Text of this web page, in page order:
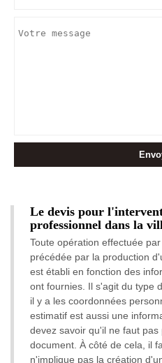
Le devis pour
professionnel dans la
Toute opération effectuée
précédée par la production
est établi en fonction des
ont fournies. Il s'agit du type
il y a les coordonnées
estimatif est aussi une
devez savoir qu'il ne faut
document. À côté de cela, il
n'implique pas la création